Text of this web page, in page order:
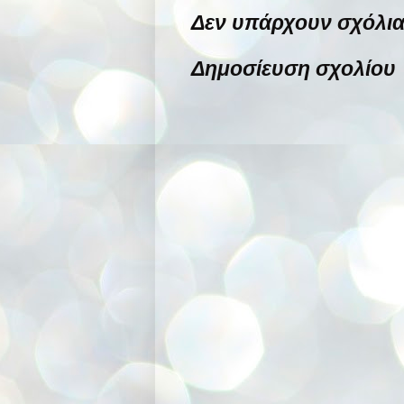
Δεν υπάρχουν
Δημοσίευση σχολίου